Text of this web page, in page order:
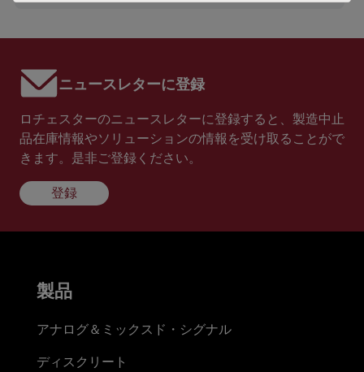
ニュースレターに登録
ロチェスターのニュースレターに登録すると、製造中止
品在庫情報やソリューションの情報を受け取ることがで
きます。是非ご登録ください。
登録
製品
アナログ＆ミックスド・シグナル
ディスクリート